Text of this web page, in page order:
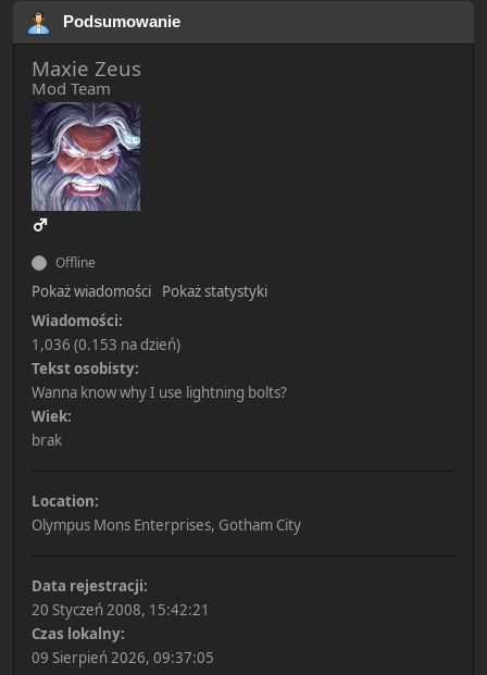
Podsumowanie
Maxie Zeus
Mod Team
Offline
Pokaż wiadomości
Pokaż statystyki
Wiadomości:
1,036 (0.153 na dzień)
Tekst osobisty:
Wanna know why I use lightning bolts?
Wiek:
brak
Location:
Olympus Mons Enterprises, Gotham City
Data rejestracji:
20 Styczeń 2008, 15:42:21
Czas lokalny:
09 Sierpień 2026, 09:37:05